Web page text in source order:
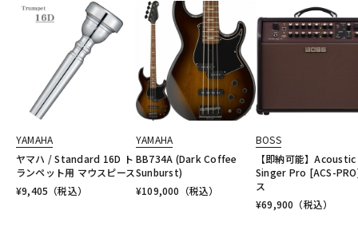
YAMAHA
ヤマハ / Standard 16D ト
ランペット用 マウスピース
¥9,405 （税込）
YAMAHA
BB734A (Dark Coffee
Sunburst)
¥109,000 （税込）
BOSS
【即納可能】Acoustic
Singer Pro [ACS-
ス
¥69,900 （税込）